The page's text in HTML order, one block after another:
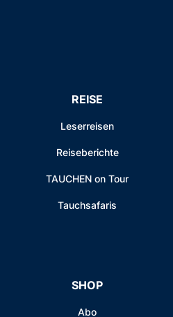
REISE
Leserreisen
Reiseberichte
TAUCHEN on Tour
Tauchsafaris
SHOP
Abo